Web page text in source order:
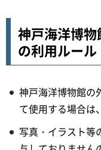
神戸海洋博
の利用ルール
神戸海洋博物館の
て使用する場合は
写真・イラスト等